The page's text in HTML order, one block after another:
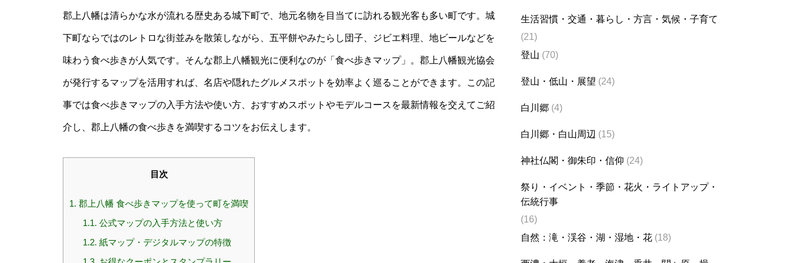
郡上八幡は清らかな水が流れる歴史ある城下町で、地元名物を目当てに訪れる観光客も多い町です。城
下町ならではのレトロな街並みを散策しながら、五平餅やみたらし団子、ジビエ料理、地ビールなどを
味わう食べ歩きが人気です。そんな郡上八幡観光に便利なのが「食べ歩きマップ」。郡上八幡観光協会
が発行するマップを活用すれば、名店や隠れたグルメスポットを効率よく巡ることができます。この記
事では食べ歩きマップの入手方法や使い方、おすすめスポットやモデルコースを最新情報を交えてご紹
介し、郡上八幡の食べ歩きを満喫するコツをお伝えします。
目次
1. 郡上八幡 食べ歩きマップを使って町を満喫
1.1. 公式マップの入手方法と使い方
1.2. 紙マップ・デジタルマップの特徴
生活習慣・交通・暮らし・方言・気候・子育て
(21)
登山 (70)
登山・低山・展望 (24)
白川郷 (4)
白川郷・白山周辺 (15)
神社仏閣・御朱印・信仰 (24)
祭り・イベント・季節・花火・ライトアップ・
伝統行事
(16)
自然：滝・渓谷・湖・湿地・花 (18)